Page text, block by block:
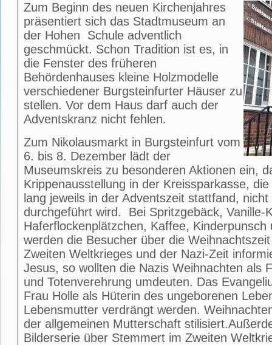
Zum Beginn des neuen Kirchenjahres
präsentiert sich das Stadtmuseum an
der Hohen Schule adventlich
geschmückt. Schon Tradition ist es, in
die Fenster des früheren
Behördenhauses kleine Holzmodelle
verschiedener Burgsteinfurter Häuser zu
stellen. Vor dem Haus darf auch der
Adventskranz nicht fehlen.
Zum Nikolausmarkt in Burgsteinfurt vom
6. bis 8. Dezember lädt der
Museumskreis zu besonderen Aktionen ein,
Krippenausstellung in der Kreissparkasse,
lang jeweils in der Adventszeit stattfand,
durchgeführt wird. Bei Spritzgebäck, Vanille-
Haferflockenplätzchen, Kaffee, Kinderpunsch
werden die Besucher über die
Zweiten Weltkrieges und der Nazi-Zeit
Jesus, so wollten die Nazis Weihnachten als
und Totenverehrung umdeuten. Das
Frau Holle als Hüterin des ungeborenen
Lebensmutter verdrängt werden.
der allgemeinen Mutterschaft
Bilderserie über Stemmert im Zweiten